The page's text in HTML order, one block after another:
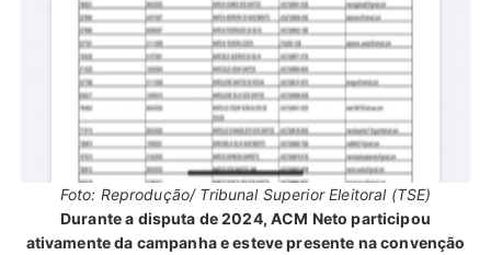
Foto: Reprodução/ Tribunal Superior Eleitoral (TSE)
Durante a disputa de 2024, ACM Neto participou
ativamente da campanha e esteve presente na convenção